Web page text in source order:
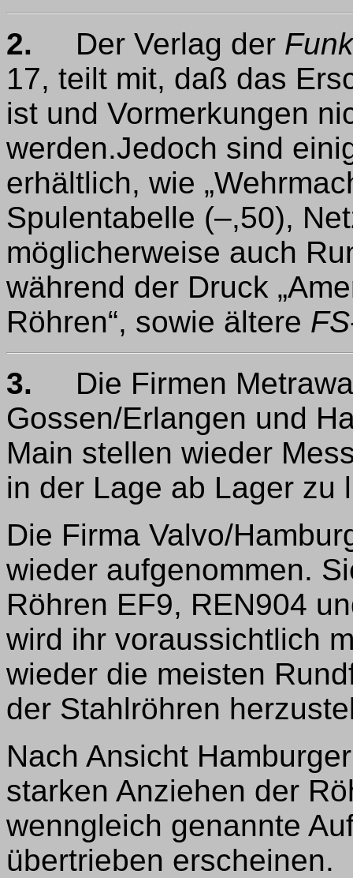
2.
Der Verlag der
17, teilt mit, daß das
ist und Vormerkungen
werden.Jedoch sind
erhältlich, wie
Spulentabelle (–,50),
möglicherweise auch
während der Druck
Röhren“, sowie ältere FS
3.
Die Firmen
Gossen/Erlangen und
Main stellen wieder
in der Lage ab Lager zu
Die Firma Valvo/
wieder aufgenommen.
Röhren EF9, REN904
wird ihr voraussichtlich
wieder die meisten
der Stahlröhren
Nach Ansicht
starken Anziehen der
wenngleich genannte
übertrieben erscheinen.